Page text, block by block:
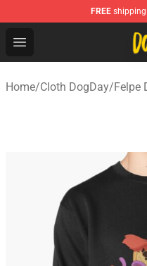
FREE
Open menu
DogDay Store -
Home/Cloth DogDay/Felpe